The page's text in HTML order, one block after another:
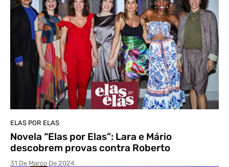
ELAS POR ELAS
Novela “Elas por Elas”: Lara e Mário
descobrem provas contra Roberto
31 De Março De 2024